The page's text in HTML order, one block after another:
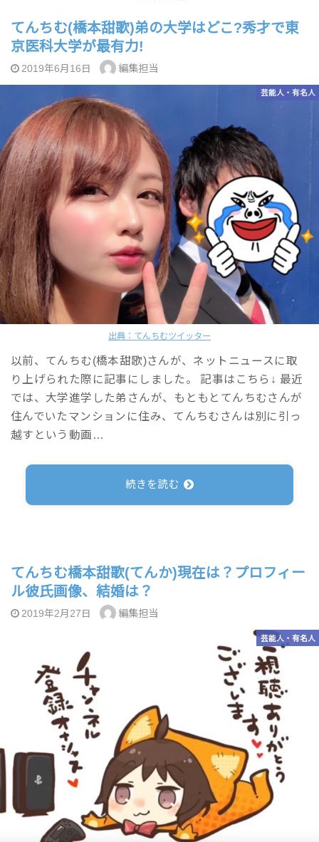
てんちむ(橋本甜歌)弟の大学はどこ?秀才で東
京医科大学が最有力!
2019年6月16日 編集担当
出典：てんちむツイッター
芸能人・有名人
以前、てんちむ(橋本甜歌)さんが、ネットニュースに取
り上げられた際に記事にしました。 記事はこちら↓ 最近
では、大学進学した弟さんが、もともとてんちむさんが
住んでいたマンションに住み、てんちむさんは別に引っ
越すという動画…
続きを読む
てんちむ橋本甜歌(てんか)現在は？プロフィー
ル彼氏画像、結婚は？
2019年2月27日 編集担当
芸能人・有名人